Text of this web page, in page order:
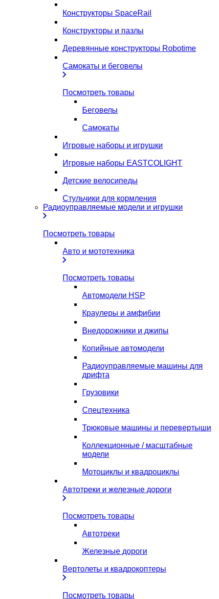
Конструкторы SpaceRail
Конструкторы и пазлы
Деревянные конструкторы Robotime
Самокаты и беговелы
Посмотреть товары
Беговелы
Самокаты
Игровые наборы и игрушки
Игровые наборы EASTCOLIGHT
Детские велосипеды
Стульчики для кормления
Радиоуправляемые модели и игрушки
Посмотреть товары
Авто и мототехника
Посмотреть товары
Автомодели HSP
Краулеры и амфибии
Внедорожники и джипы
Копийные автомодели
Радиоуправляемые машины для
дрифта
Грузовики
Спецтехника
Трюковые машины и перевертыши
Коллекционные / масштабные
модели
Мотоциклы и квадроциклы
Автотреки и железные дороги
Посмотреть товары
Автотреки
Железные дороги
Вертолеты и квадрокоптеры
Посмотреть товары